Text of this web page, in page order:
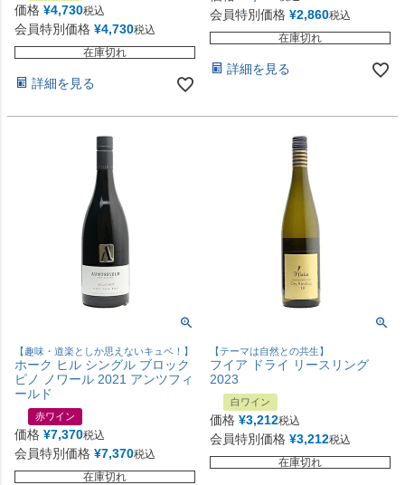
価格 ¥4,730税込
会員特別価格 ¥4,730税込
在庫切れ
詳細を見る
会員特別価格 ¥2,860税込
在庫切れ
詳細を見る
【趣味・道楽としか思えないキュベ！】
ホーク ヒル シングル ブロック
ピノ ノワール 2021 アンツフィ
ールド
赤ワイン
価格 ¥7,370税込
会員特別価格 ¥7,370税込
在庫切れ
【テーマは自然との共生】
フイア ドライ リースリング
2023
白ワイン
価格 ¥3,212税込
会員特別価格 ¥3,212税込
在庫切れ